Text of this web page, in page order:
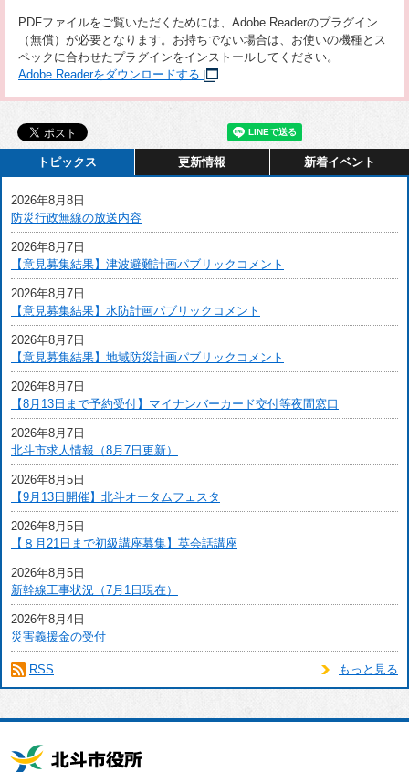
PDFファイルをご覧いただくためには、Adobe Readerのプラグイン
（無償）が必要となります。お持ちでない場合は、お使いの機種とス
ペックに合わせたプラグインをインストールしてください。
Adobe Readerをダウンロードする
トピックス 更新情報 新着イベント
2026年8月8日
防災行政無線の放送内容
2026年8月7日
【意見募集結果】津波避難計画パブリックコメント
2026年8月7日
【意見募集結果】水防計画パブリックコメント
2026年8月7日
【意見募集結果】地域防災計画パブリックコメント
2026年8月7日
【8月13日まで予約受付】マイナンバーカード交付等夜間窓口
2026年8月7日
北斗市求人情報（8月7日更新）
2026年8月5日
【9月13日開催】北斗オータムフェスタ
2026年8月5日
【８月21日まで初級講座募集】英会話講座
2026年8月5日
新幹線工事状況（7月1日現在）
2026年8月4日
災害義援金の受付
もっと見る
RSS